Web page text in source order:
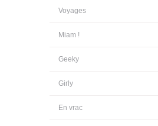
Voyages
Miam !
Geeky
Girly
En vrac